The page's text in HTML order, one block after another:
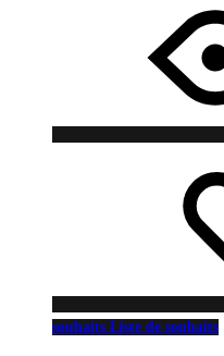
souhaits Liste de souhaits